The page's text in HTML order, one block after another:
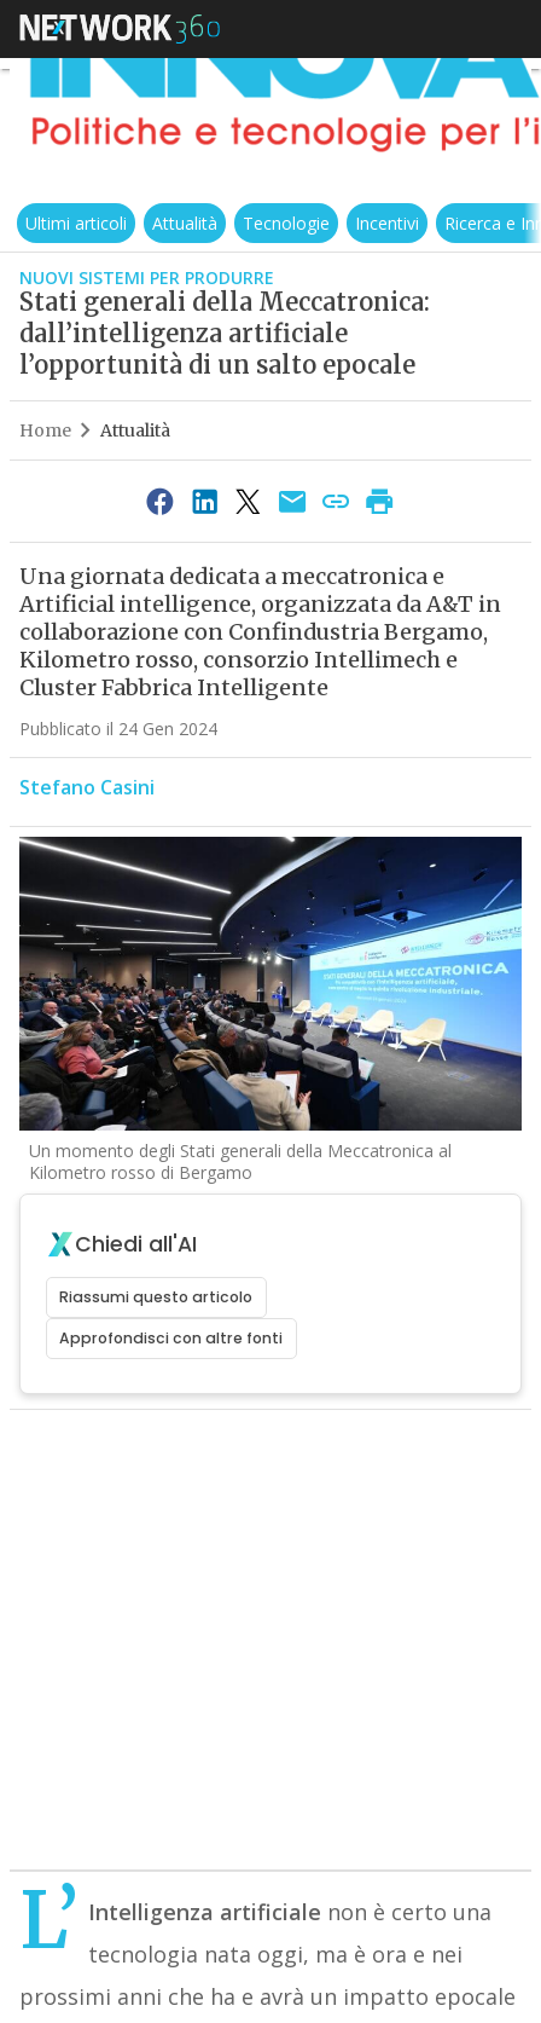
Ultimi articoli Attualità Tecnologie Incentivi Ricerca e
NUOVI SISTEMI PER PRODURRE
Stati generali della Meccatronica:
dall’intelligenza artificiale
l’opportunità di un salto epocale
Home Attualità
Una giornata dedicata a meccatronica e
Artificial intelligence, organizzata da A&T in
collaborazione con Confindustria Bergamo,
Kilometro rosso, consorzio Intellimech e
Cluster Fabbrica Intelligente
Pubblicato il 24 Gen 2024
Stefano Casini
Un momento degli Stati generali della Meccatronica al
Kilometro rosso di Bergamo
Chiedi all'AI
Riassumi questo articolo
Approfondisci con altre fonti
L’ Intelligenza artificiale non è certo una
tecnologia nata oggi, ma è ora e nei
prossimi anni che ha e avrà un impatto epocale